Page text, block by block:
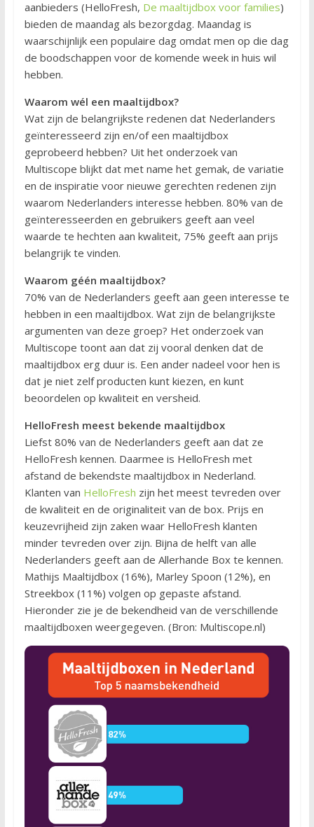
aanbieders (HelloFresh, De maaltijdbox voor families)
bieden de maandag als bezorgdag. Maandag is
waarschijnlijk een populaire dag omdat men op die dag
de boodschappen voor de komende week in huis wil
hebben.
Waarom wél een maaltijdbox?
Wat zijn de belangrijkste redenen dat Nederlanders
geïnteresseerd zijn en/of een maaltijdbox
geprobeerd hebben? Uit het onderzoek van
Multiscope blijkt dat met name het gemak, de variatie
en de inspiratie voor nieuwe gerechten redenen zijn
waarom Nederlanders interesse hebben. 80% van de
geïnteresseerden en gebruikers geeft aan veel
waarde te hechten aan kwaliteit, 75% geeft aan prijs
belangrijk te vinden.
Waarom géén maaltijdbox?
70% van de Nederlanders geeft aan geen interesse te
hebben in een maaltijdbox. Wat zijn de belangrijkste
argumenten van deze groep? Het onderzoek van
Multiscope toont aan dat zij vooral denken dat de
maaltijdbox erg duur is. Een ander nadeel voor hen is
dat je niet zelf producten kunt kiezen, en kunt
beoordelen op kwaliteit en versheid.
HelloFresh meest bekende maaltijdbox
Liefst 80% van de Nederlanders geeft aan dat ze
HelloFresh kennen. Daarmee is HelloFresh met
afstand de bekendste maaltijdbox in Nederland.
Klanten van HelloFresh zijn het meest tevreden over
de kwaliteit en de originaliteit van de box. Prijs en
keuzevrijheid zijn zaken waar HelloFresh klanten
minder tevreden over zijn. Bijna de helft van alle
Nederlanders geeft aan de Allerhande Box te kennen.
Mathijs Maaltijdbox (16%), Marley Spoon (12%), en
Streekbox (11%) volgen op gepaste afstand.
Hieronder zie je de bekendheid van de verschillende
maaltijdboxen weergegeven. (Bron: Multiscope.nl)